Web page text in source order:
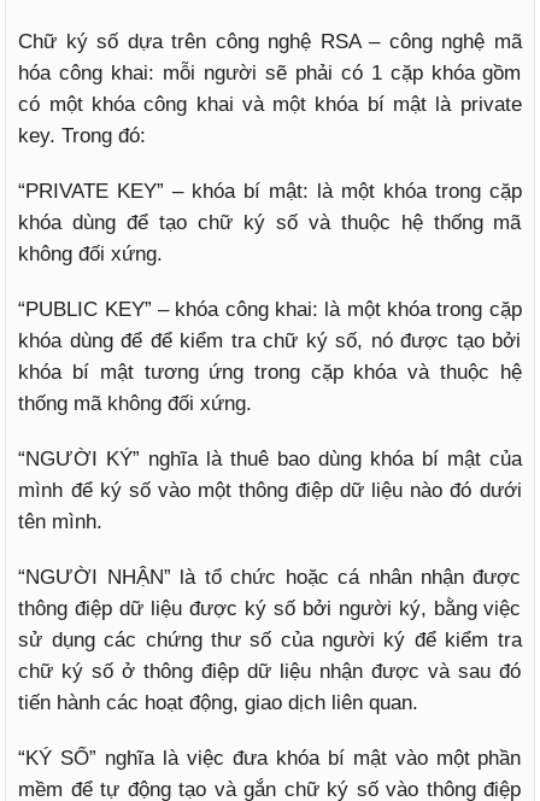
Chữ ký số dựa trên công nghệ RSA – công nghệ mã
hóa công khai: mỗi người sẽ phải có 1 cặp khóa gồm
có một khóa công khai và một khóa bí mật là private
key. Trong đó:
“PRIVATE KEY” – khóa bí mật: là một khóa trong cặp
khóa dùng để tạo chữ ký số và thuộc hệ thống mã
không đối xứng.
“PUBLIC KEY” – khóa công khai: là một khóa trong cặp
khóa dùng để để kiểm tra chữ ký số, nó được tạo bởi
khóa bí mật tương ứng trong cặp khóa và thuộc hệ
thống mã không đối xứng.
“NGƯỜI KÝ” nghĩa là thuê bao dùng khóa bí mật của
mình để ký số vào một thông điệp dữ liệu nào đó dưới
tên mình.
“NGƯỜI NHẬN” là tổ chức hoặc cá nhân nhận được
thông điệp dữ liệu được ký số bởi người ký, bằng việc
sử dụng các chứng thư số của người ký để kiểm tra
chữ ký số ở thông điệp dữ liệu nhận được và sau đó
tiến hành các hoạt động, giao dịch liên quan.
“KÝ SỐ” nghĩa là việc đưa khóa bí mật vào một phần
mềm để tự động tạo và gắn chữ ký số vào thông điệp